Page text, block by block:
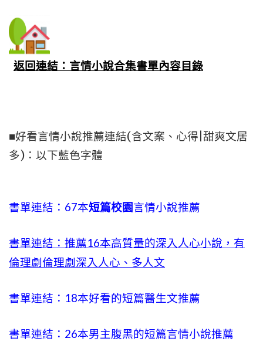
返回連結：言情小說合集書單內容目錄
■好看言情小說推薦連結(含文案、心得|甜爽文居
多)：以下藍色字體
書單連結：67本短篇校園言情小說推薦
書單連結：推薦16本高質量的深入人心小說，有
倫理劇倫理劇深入人心、多人文
書單連結：18本好看的短篇醫生文推薦
書單連結：26本男主腹黑的短篇言情小說推薦